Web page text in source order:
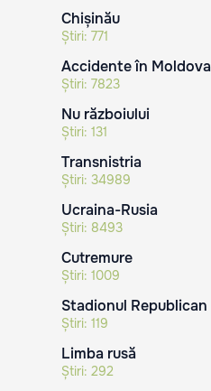
Chișinău
Știri: 771
Accidente în Moldova
Știri: 7823
Nu războiului
Știri: 131
Transnistria
Știri: 34989
Ucraina-Rusia
Știri: 8493
Cutremure
Știri: 1009
Stadionul Republican
Știri: 119
Limba rusă
Știri: 292